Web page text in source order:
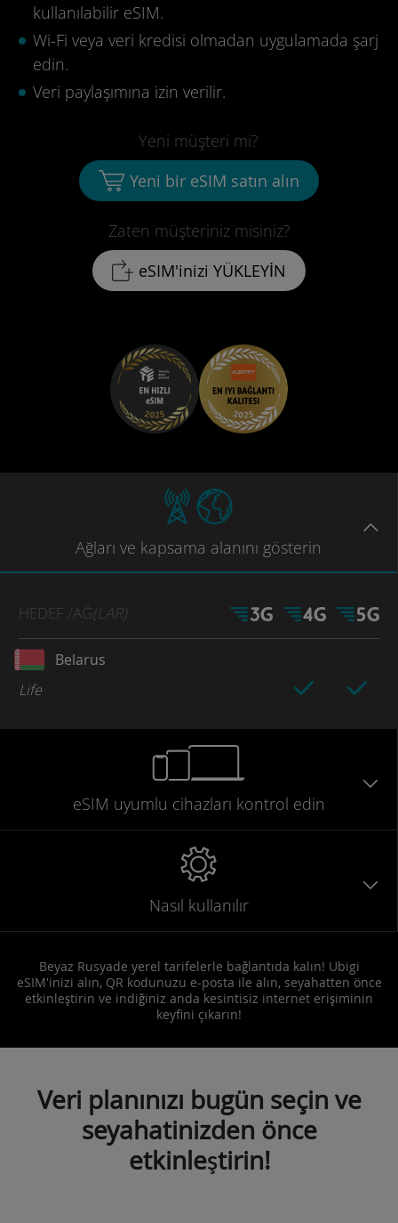
kullanılabilir eSIM.
Wi-Fi veya veri kredisi olmadan uygulamada şarj
edin.
Veri paylaşımına izin verilir.
Zaten müşteriniz misiniz?
eSIM'inizi YÜKLEYİN
Yeni müşteri mi?
Yeni bir eSIM satın alın
Ağları ve kapsama alanını gösterin
HEDEF /AĞ(LAR)
Belarus
Life
eSIM uyumlu cihazları kontrol edin
Nasıl kullanılır
Beyaz Rusyade yerel tarifelerle bağlantıda kalın! Ubigi
eSIM'inizi alın, QR kodunuzu e-posta ile alın, seyahatten önce
etkinleştirin ve indiğiniz anda kesintisiz internet erişiminin
keyfini çıkarın!
Veri planınızı bugün seçin ve
seyahatinizden önce
etkinleştirin!